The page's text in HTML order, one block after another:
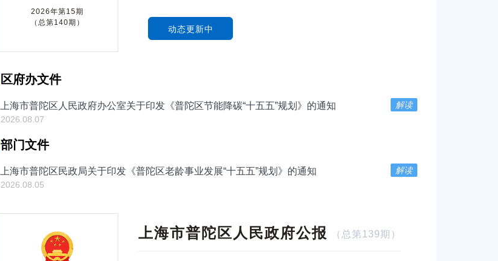
2026年第15期
（总第140期）
动态更新中
区府办文件
上海市普陀区人民政府办公室关于印发《普陀区节能降碳“十五五”规划》的通知
解读
2026.08.07
部门文件
上海市普陀区民政局关于印发《普陀区老龄事业发展“十五五”规划》的通知
解读
2026.08.05
上海市普陀区人民政府公报 （总第139期）